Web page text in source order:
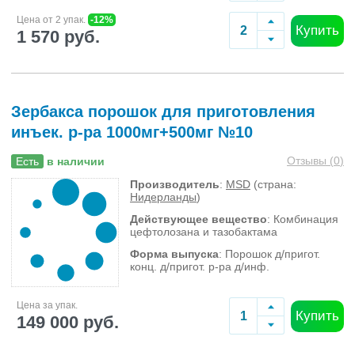
Цена от 2 упак. -12%
1 570 руб. Купить
Зербакса порошок для приготовления
инъек. р-ра 1000мг+500мг №10
Есть в наличии Отзывы (0)
Производитель: MSD (страна:
Нидерланды)
Действующее вещество: Комбинация
цефтолозана и тазобактама
Форма выпуска: Порошок д/пригот.
конц. д/пригот. р-ра д/инф.
Цена за упак.
149 000 руб. Купить